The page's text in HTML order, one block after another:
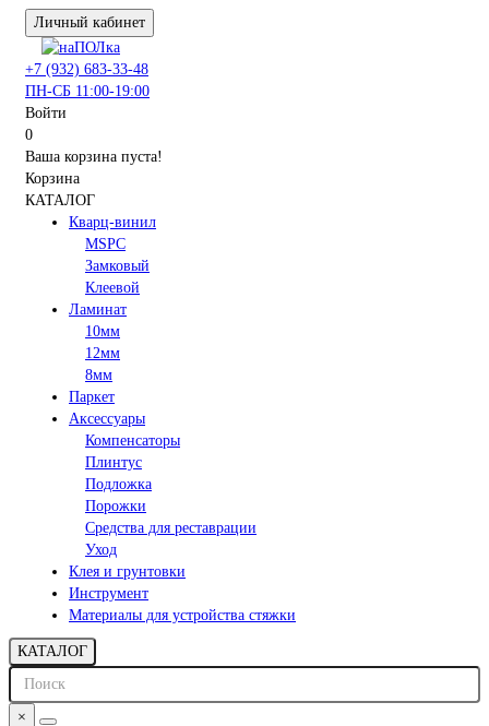
Личный кабинет
+7 (932) 683-33-48
ПН-СБ 11:00-19:00
Войти
0
Ваша корзина пуста!
Корзина
КАТАЛОГ
Кварц-винил
MSPC
Замковый
Клеевой
Ламинат
10мм
12мм
8мм
Паркет
Аксессуары
Компенсаторы
Плинтус
Подложка
Порожки
Средства для реставрации
Уход
Клея и грунтовки
Инструмент
Материалы для устройства стяжки
КАТАЛОГ
×